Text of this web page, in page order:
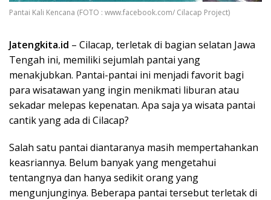
Pantai Kali Kencana (FOTO : www.facebook.com/ Cilacap Project)
Jatengkita.id – Cilacap, terletak di bagian selatan Jawa
Tengah ini, memiliki sejumlah pantai yang
menakjubkan. Pantai-pantai ini menjadi favorit bagi
para wisatawan yang ingin menikmati liburan atau
sekadar melepas kepenatan. Apa saja ya wisata pantai
cantik yang ada di Cilacap?
Salah satu pantai diantaranya masih mempertahankan
keasriannya. Belum banyak yang mengetahui
tentangnya dan hanya sedikit orang yang
mengunjunginya. Beberapa pantai tersebut terletak di